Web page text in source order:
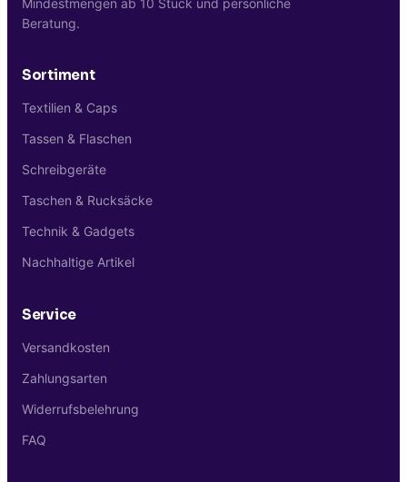
Beratung.
Sortiment
Textilien & Caps
Tassen & Flaschen
Schreibgeräte
Taschen & Rucksäcke
Technik & Gadgets
Nachhaltige Artikel
Service
Versandkosten
Zahlungsarten
Widerrufsbelehrung
FAQ